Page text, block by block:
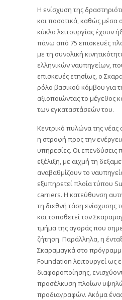
Η ενίσχυση της
και ποσοτικά, καθώς
κύκλο λειτουργίας έχουν
πάνω από 75 επισκευές
με τη συνολική
ελληνικών ναυπηγείων,
επισκευές ετησίως, ο
ρόλο βασικού κόμβου για
αξιοποιώντας το μέγεθος
των εγκαταστάσεών του.
Κεντρικό πυλώνα της νέας
η στροφή προς την
υπηρεσίες. Οι επενδύσεις
εξέλιξη, με αιχμή τη
αναβαθμίζουν το
εξυπηρετεί πλοία τύπου
carriers. Η κατεύθυνση
τη διεθνή τάση
και τοποθετεί τον
τμήμα της αγοράς που
ζήτηση. Παράλληλα, η
Σκαραμαγκά στο
Foundation λειτουργεί ως
διαφοροποίησης,
προσέλκυση πλοίων
προδιαγραφών. Ακόμα ένας